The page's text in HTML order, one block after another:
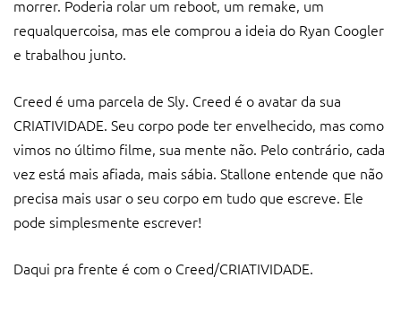
morrer. Poderia rolar um reboot, um remake, um
requalquercoisa, mas ele comprou a ideia do Ryan Coogler
e trabalhou junto.
Creed é uma parcela de Sly. Creed é o avatar da sua
CRIATIVIDADE. Seu corpo pode ter envelhecido, mas como
vimos no último filme, sua mente não. Pelo contrário, cada
vez está mais afiada, mais sábia. Stallone entende que não
precisa mais usar o seu corpo em tudo que escreve. Ele
pode simplesmente escrever!
Daqui pra frente é com o Creed/CRIATIVIDADE.